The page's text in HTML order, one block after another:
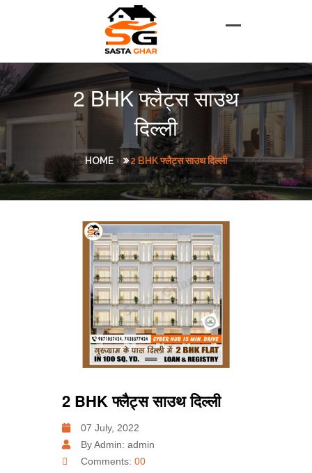
2 BHK फ्लैट्स साउथ
दिल्ली
HOME 2 BHK फ्लैट्स साउथ दिल्ली
2 BHK फ्लैट्स साउथ दिल्ली
07 July, 2022
By Admin: admin
Comments: 00